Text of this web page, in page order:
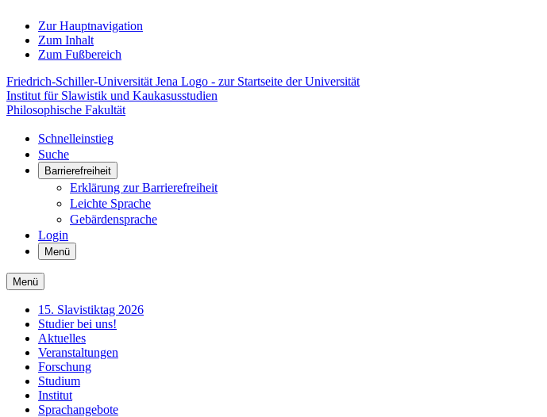
Zur Hauptnavigation
Zum Inhalt
Zum Fußbereich
Friedrich-Schiller-Universität Jena Logo - zur Startseite der Universität
Institut für Slawistik und Kaukasusstudien
Philosophische Fakultät
Schnelleinstieg
Suche
Barrierefreiheit
Erklärung zur Barrierefreiheit
Leichte Sprache
Gebärdensprache
Login
Menü
Menü
15. Slavistiktag 2026
Studier bei uns!
Aktuelles
Veranstaltungen
Forschung
Studium
Institut
Sprachangebote